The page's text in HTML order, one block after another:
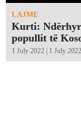
LAJME
Kurti:
popullit të
1 July 2022 | 1 July 2022